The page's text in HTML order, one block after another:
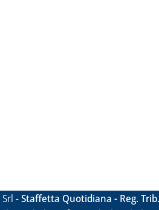
-Staffetta Quotidiana - Reg.